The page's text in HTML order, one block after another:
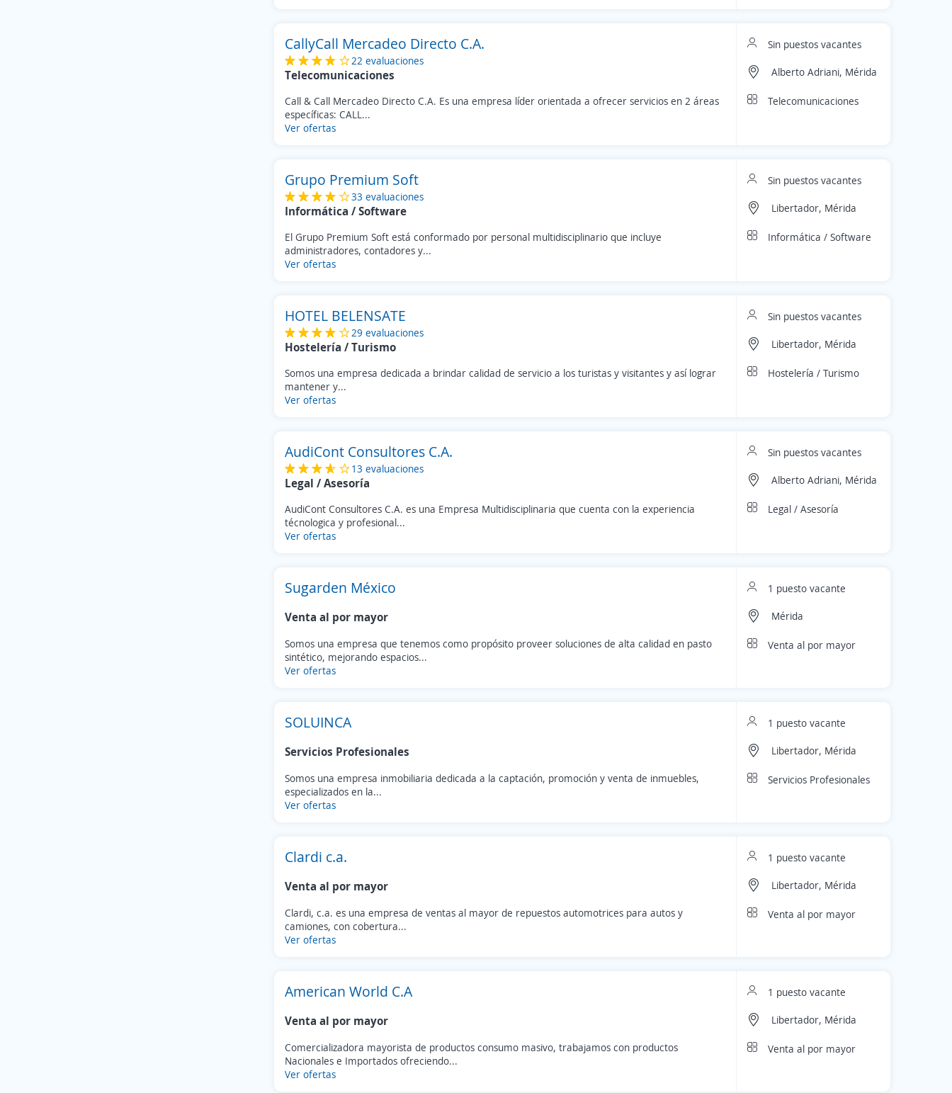
CallyCall Mercadeo Directo C.A.
22 evaluaciones
Telecomunicaciones
Call & Call Mercadeo Directo C.A. Es una empresa líder orientada a ofrecer servicios en 2 áreas
específicas: CALL...
Ver ofertas
Sin puestos vacantes
Alberto Adriani, Mérida
Telecomunicaciones
Grupo Premium Soft
33 evaluaciones
Informática / Software
El Grupo Premium Soft está conformado por personal multidisciplinario que incluye
administradores, contadores y...
Ver ofertas
Sin puestos vacantes
Libertador, Mérida
Informática / Software
HOTEL BELENSATE
29 evaluaciones
Hostelería / Turismo
Somos una empresa dedicada a brindar calidad de servicio a los turistas y visitantes y así lograr
mantener y...
Ver ofertas
Sin puestos vacantes
Libertador, Mérida
Hostelería / Turismo
AudiCont Consultores C.A.
13 evaluaciones
Legal / Asesoría
AudiCont Consultores C.A. es una Empresa Multidisciplinaria que cuenta con la experiencia
técnologica y profesional...
Ver ofertas
Sin puestos vacantes
Alberto Adriani, Mérida
Legal / Asesoría
Sugarden México
Venta al por mayor
Somos una empresa que tenemos como propósito proveer soluciones de alta calidad en pasto
sintético, mejorando espacios...
Ver ofertas
1 puesto vacante
Mérida
Venta al por mayor
SOLUINCA
Servicios Profesionales
Somos una empresa inmobiliaria dedicada a la captación, promoción y venta de inmuebles,
especializados en la...
Ver ofertas
1 puesto vacante
Libertador, Mérida
Servicios Profesionales
Clardi c.a.
Venta al por mayor
Clardi, c.a. es una empresa de ventas al mayor de repuestos automotrices para autos y
camiones, con cobertura...
Ver ofertas
1 puesto vacante
Libertador, Mérida
Venta al por mayor
American World C.A
Venta al por mayor
Comercializadora mayorista de productos consumo masivo, trabajamos con productos
Nacionales e Importados ofreciendo...
Ver ofertas
1 puesto vacante
Libertador, Mérida
Venta al por mayor